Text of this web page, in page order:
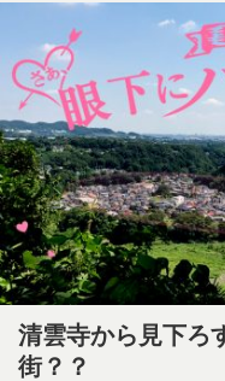
清雲寺から見下ろ
街？？